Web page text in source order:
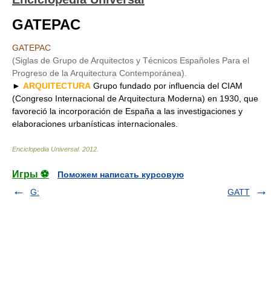
GATEPAC
GATEPAC
(Siglas de Grupo de Arquitectos y Técnicos Españoles Para el
Progreso de la Arquitectura Contemporánea).
► ARQUITECTURA Grupo fundado por influencia del CIAM
(Congreso Internacional de Arquitectura Moderna) en 1930, que
favoreció la incorporación de España a las investigaciones y
elaboraciones urbanísticas internacionales.
Enciclopedia Universal. 2012
Игры ⚽
Поможем написать курсовую
G:
GATT